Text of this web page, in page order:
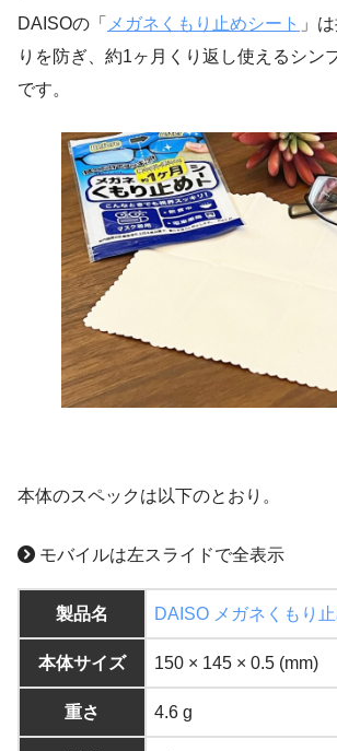
DAISOの「 メガネくもり止めシート 」
りを防ぎ、約1ヶ月くり返し使えるシン
です。
本体のスペックは以下のとおり。
モバイルは左スライドで全表示
製品名 DAISO メガネくもり
本体サイズ 150 × 145 × 0.5 (mm)
重さ 4.6 g